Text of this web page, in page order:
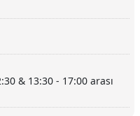
& 13:30 - 17:00 arası